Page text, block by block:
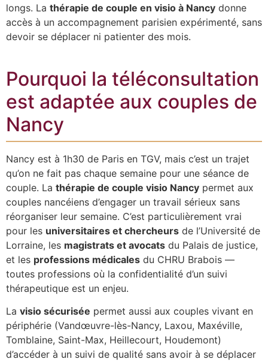
longs. La thérapie de couple en visio à Nancy donne
accès à un accompagnement parisien expérimenté, sans
devoir se déplacer ni patienter des mois.
Pourquoi la téléconsultation
est adaptée aux couples de
Nancy
Nancy est à 1h30 de Paris en TGV, mais c’est un trajet
qu’on ne fait pas chaque semaine pour une séance de
couple. La thérapie de couple visio Nancy permet aux
couples nancéiens d’engager un travail sérieux sans
réorganiser leur semaine. C’est particulièrement vrai
pour les universitaires et chercheurs de l’Université de
Lorraine, les magistrats et avocats du Palais de justice,
et les professions médicales du CHRU Brabois —
toutes professions où la confidentialité d’un suivi
thérapeutique est un enjeu.
La visio sécurisée permet aussi aux couples vivant en
périphérie (Vandœuvre-lès-Nancy, Laxou, Maxéville,
Tomblaine, Saint-Max, Heillecourt, Houdemont)
d’accéder à un suivi de qualité sans avoir à se déplacer